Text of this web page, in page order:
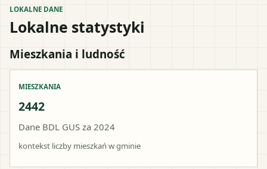
LOKALNE DANE
Lokalne statystyki
Mieszkania i ludność
MIESZKANIA
2442
Dane BDL GUS za 2024
kontekst liczby mieszkań w gminie